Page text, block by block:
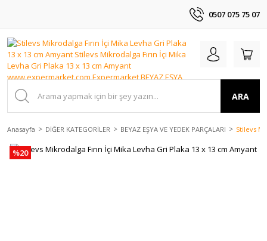
0507 075 75 07
ARA
Anasayfa DİĞER KATEGORİLER BEYAZ EŞYA VE YEDEK PARÇALARI Stilevs
%20